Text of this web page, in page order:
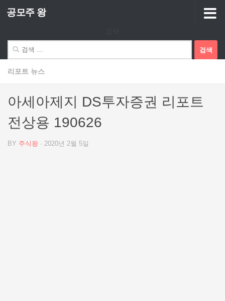
Skip to content
공모주 왕
색:
리포트 뉴스
아세아제지 DS투자증권 리포트
전상용 190626
BY 주식왕 · 2020년 2월 5일